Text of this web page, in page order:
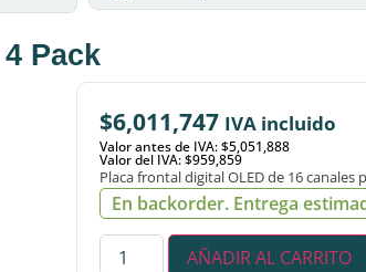
Pack
$6,011,747 IVA incluido
Valor antes de IVA: $5,051,888
Valor del IVA: $959,859
Placa frontal digital OLED de 16 canales
En backorder. Entrega
AÑADIR AL CARRITO